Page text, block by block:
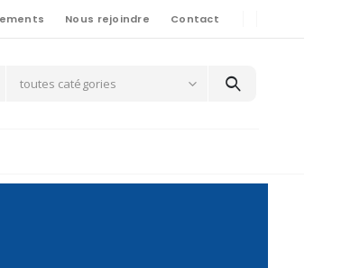
Nous rejoindre Contact
toutes catégories